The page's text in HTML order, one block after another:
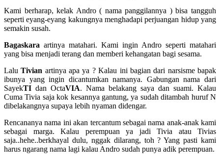
Kami berharap, kelak Andro ( nama panggilannya ) bisa tangguh
seperti eyang-eyang kakungnya menghadapi perjuangan hidup yang
semakin susah.
Bagaskara artinya matahari. Kami ingin Andro seperti matahari
yang bisa menjadi terang dan memberi kehangatan bagi sesama.
LaluTivian artinya apa ya ? Kalau ini bagian dari narsisme bapak
ibunya yang ingin dicantumkan namanya. Gabungan nama dari
SayekTI dan OctaVIA. Nama belakang saya dan suami. Kalau
Cuma Tivia saja kok kesannya gantung, ya sudah ditambah huruf N
dibelakangnya supaya lebih nyaman didengar.
Rencananya nama ini akan tercantum sebagai nama anak-anak kami
sebagai marga. Kalau perempuan ya jadi Tivia atau Tivias
saja..hehe..berkhayal dulu, nggak dilarang, toh ? Yang pasti kami
harus ngarang nama lagi kalau Andro sudah punya adik perempuan.